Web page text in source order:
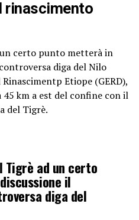
rinascimento
certo punto metterà in
diga del Nilo
Etiope (GERD),
km a est del confine con il
del Tigrè.
Tigrè ad un certo
il
diga del